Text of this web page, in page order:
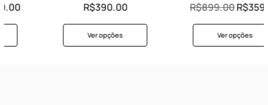
390.00 899.00R$359.60